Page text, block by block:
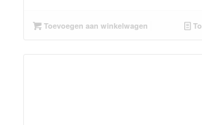
Toevoegen aan winkelwagen